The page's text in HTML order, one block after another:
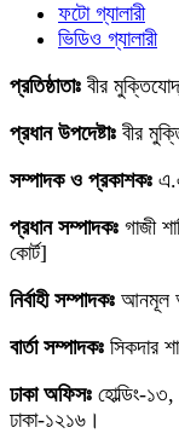
ফটো গ্যালারী
ভিডিও গ্যালারী
প্রতিষ্ঠাতাঃ বীর
প্রধান উপদেষ্টাঃ বীর
সম্পাদক ও প্রকাশকঃ
প্রধান সম্পাদকঃ গাজী
কোর্ট]
নির্বাহী সম্পাদকঃ আনমূল
বার্তা সম্পাদকঃ সিকদার
ঢাকা অফিসঃ হোল্ডিং-
ঢাকা-১২১৬।